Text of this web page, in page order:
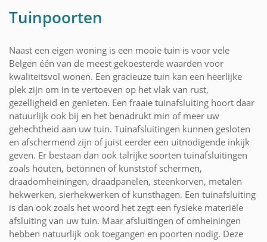
Tuinpoorten
Naast een eigen woning is een mooie tuin is voor vele
Belgen één van de meest gekoesterde waarden voor
kwaliteitsvol wonen. Een gracieuze tuin kan een heerlijke
plek zijn om in te vertoeven op het vlak van rust,
gezelligheid en genieten. Een fraaie tuinafsluiting hoort daar
natuurlijk ook bij en het benadrukt min of meer uw
gehechtheid aan uw tuin. Tuinafsluitingen kunnen gesloten
en afschermend zijn of juist eerder een uitnodigende inkijk
geven. Er bestaan dan ook talrijke soorten tuinafsluitingen
zoals houten, betonnen of kunststof schermen,
draadomheiningen, draadpanelen, steenkorven, metalen
hekwerken, sierhekwerken of kunsthagen. Een tuinafsluiting
is dan ook zoals het woord het zegt een fysieke materiële
afsluiting van uw tuin. Maar afsluitingen of omheiningen
hebben natuurlijk ook toegangen en poorten nodig. Deze